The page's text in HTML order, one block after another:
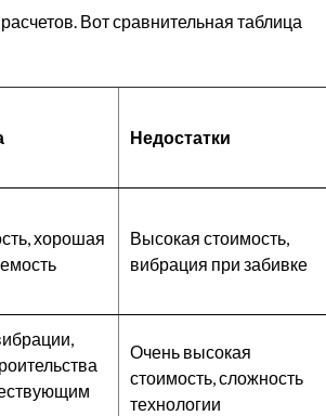
Вот сравнительная таблица
Недостатки
хорошая
Высокая стоимость,
вибрация при забивке
Очень высокая
стоимость, сложность
технологии